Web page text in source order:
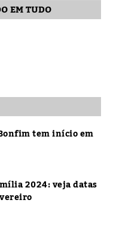
EM TUDO
tem início em
2024: veja datas